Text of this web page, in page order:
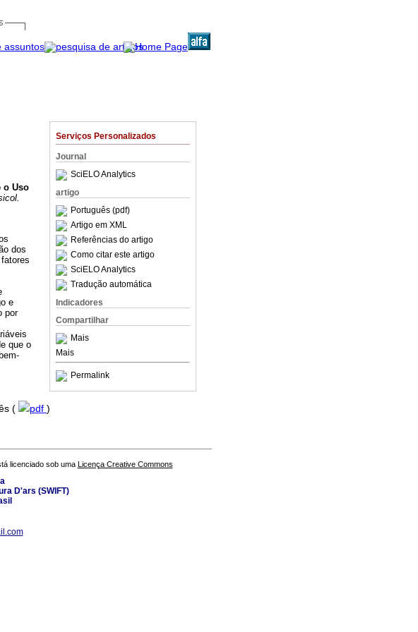
Serviços Personalizados
Journal
SciELO Analytics
artigo
Português (pdf)
Artigo em XML
Referências do artigo
Como citar este artigo
SciELO Analytics
Tradução automática
Indicadores
Compartilhar
Mais
Mais
Permalink
o Uso
dos
e
por
que o
( pdf )
licenciado sob uma Licença Creative Commons
D'ars (SWIFT)